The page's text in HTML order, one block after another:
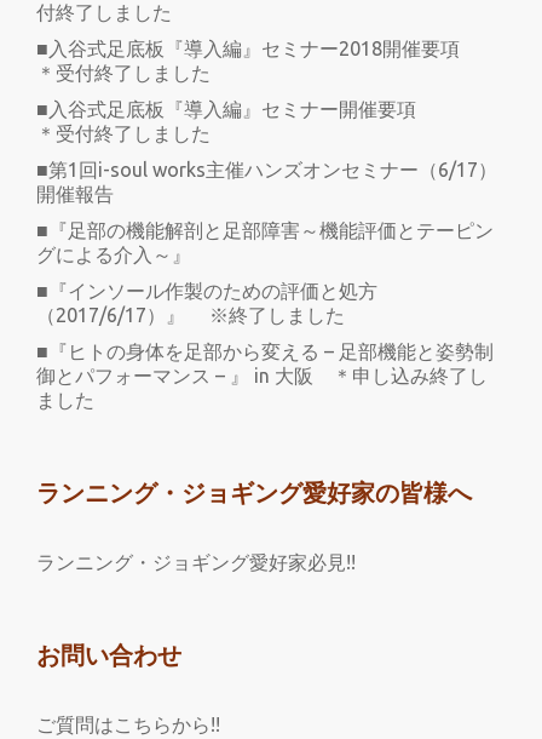
付終了しました
■入谷式足底板『導入編』セミナー2018開催要項
＊受付終了しました
■入谷式足底板『導入編』セミナー開催要項
＊受付終了しました
■第1回i-soul works主催ハンズオンセミナー（6/17）
開催報告
■『足部の機能解剖と足部障害～機能評価とテーピン
グによる介入～』
■『インソール作製のための評価と処方
（2017/6/17）』 ※終了しました
■『ヒトの身体を足部から変える – 足部機能と姿勢制
御とパフォーマンス – 』 in 大阪 ＊申し込み終了し
ました
ランニング・ジョギング愛好家の皆様へ
ランニング・ジョギング愛好家必見!!
お問い合わせ
ご質問はこちらから!!